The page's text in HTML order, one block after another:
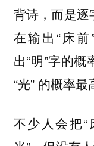
背诗，而是逐
在输出“床
出“明”字的概
“光” 的概率最
不少人会把“